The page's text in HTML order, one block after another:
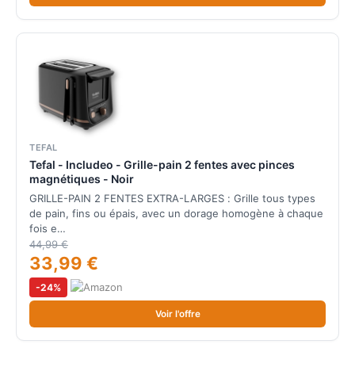
TEFAL
Tefal - Includeo - Grille-pain 2 fentes avec pinces
magnétiques - Noir
GRILLE-PAIN 2 FENTES EXTRA-LARGES : Grille tous types
de pain, fins ou épais, avec un dorage homogène à chaque
fois e…
44,99 €
33,99 €
-24%
Voir l'offre